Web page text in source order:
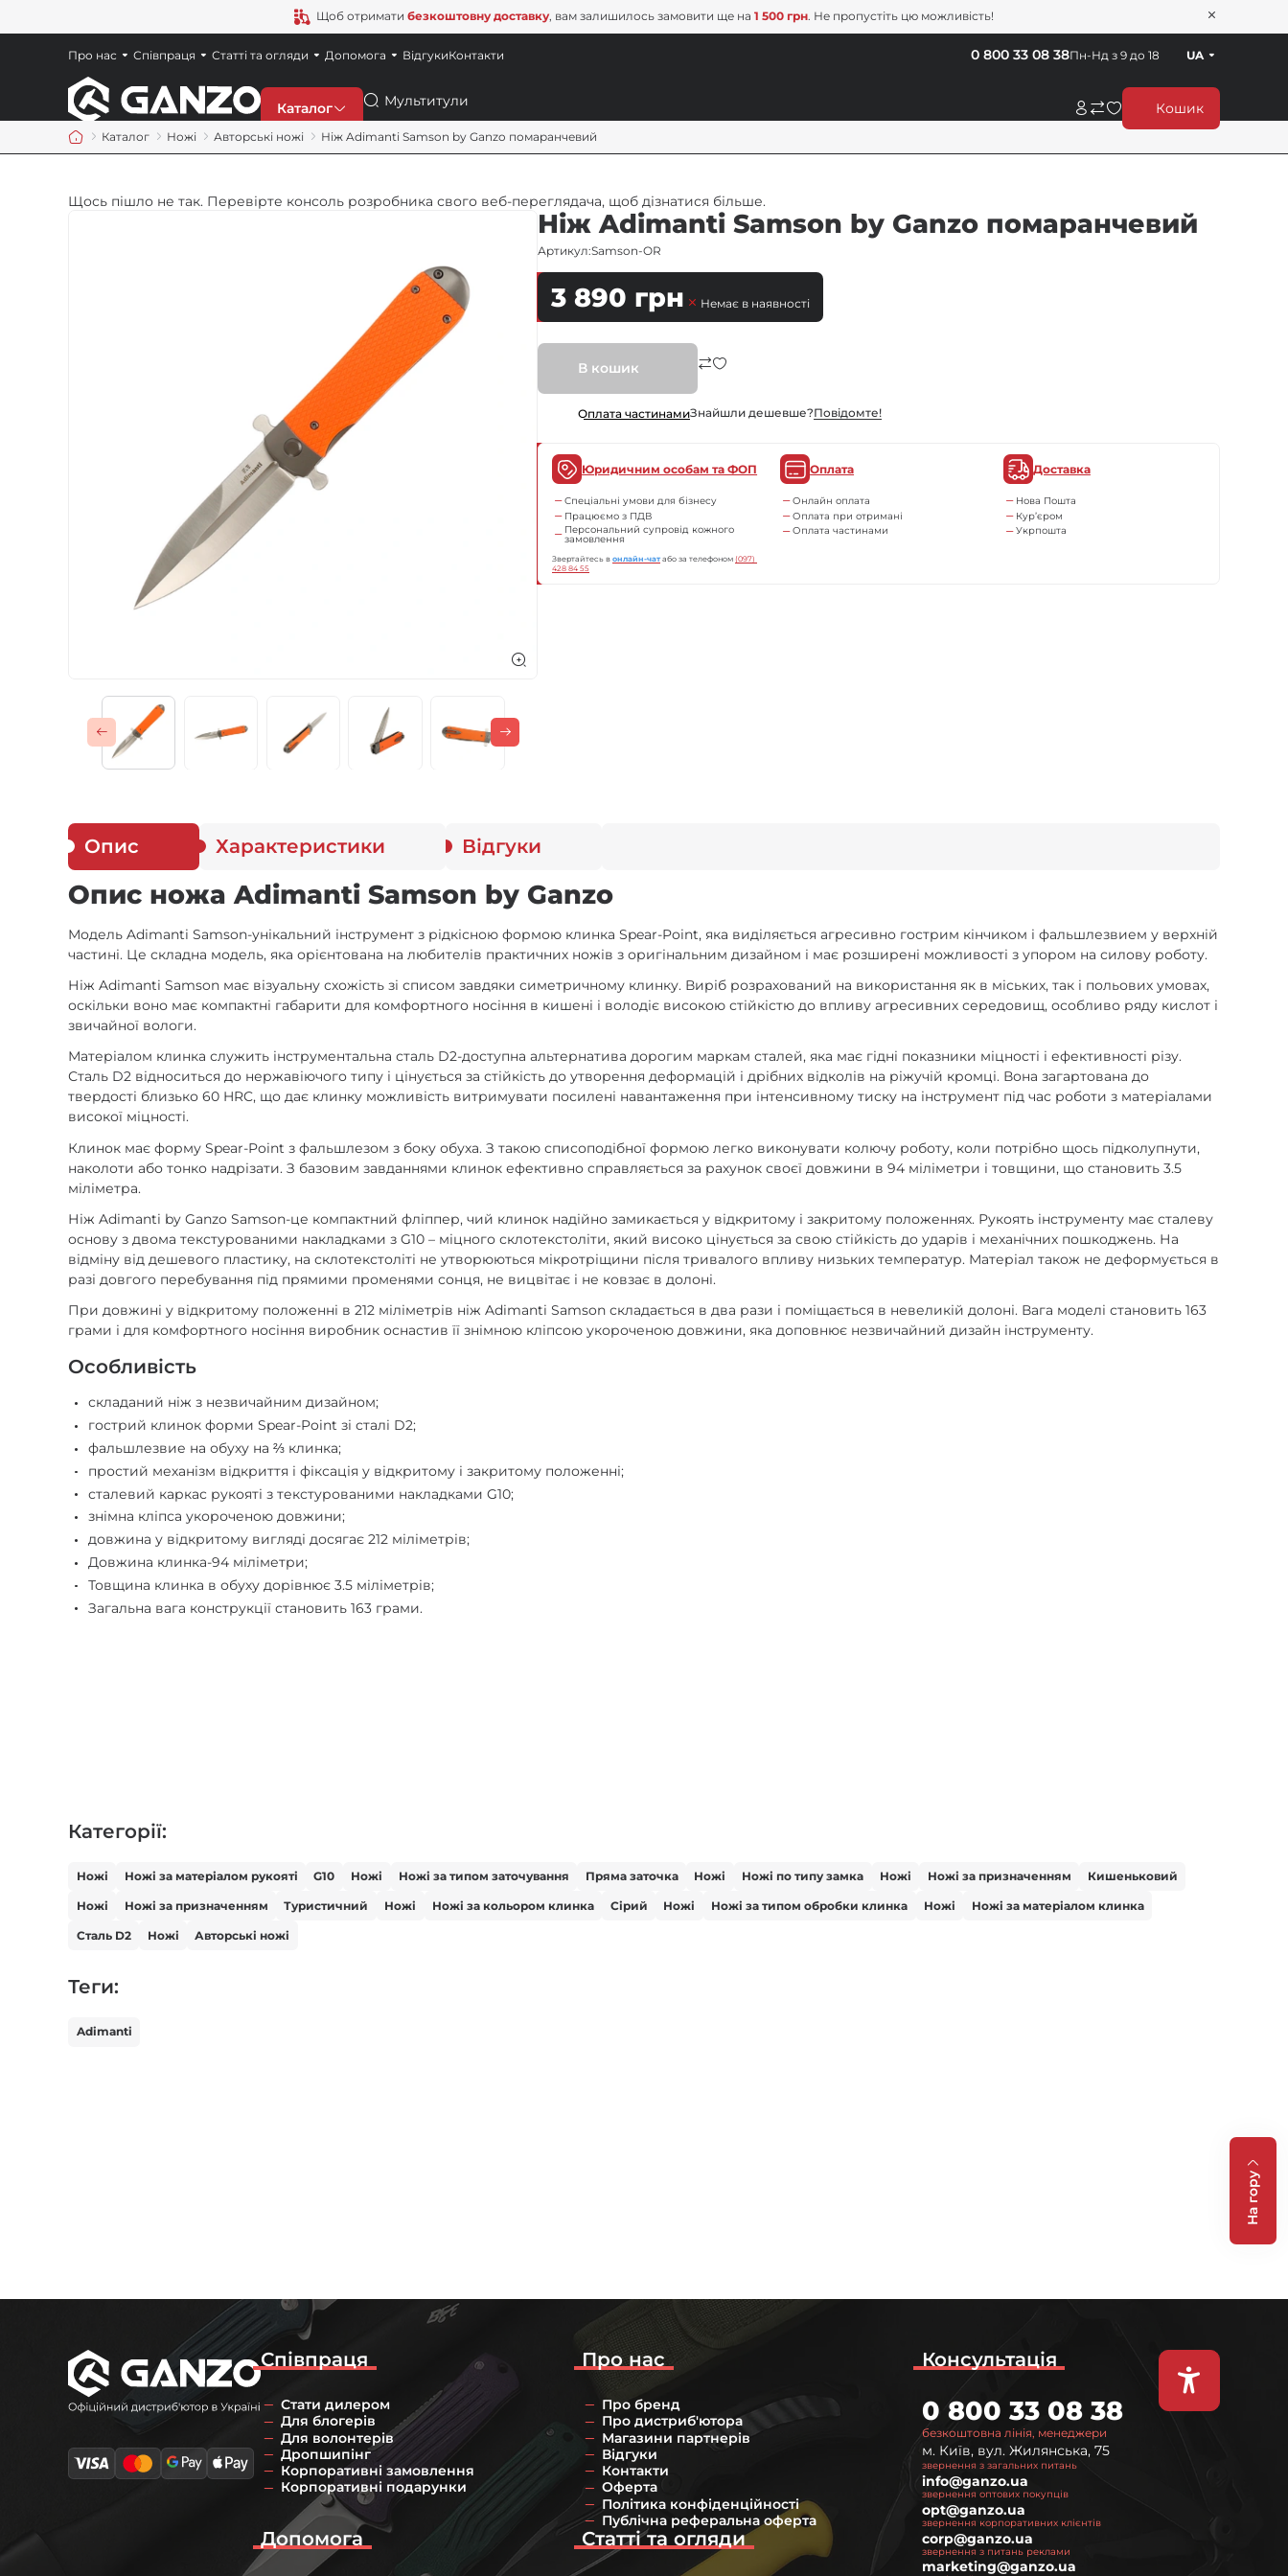
Щоб отримати безкоштовну доставку, вам залишилось замовити ще на 1 500 грн. Не пропустіть цю можливість!
Каталог
Мультитули
Газові пальники
Пошук Кошик
Пн-Нд з 9 до 18
0 800 33 08 38 UA
Про нас Співпраця Статті та огляди Допомога ВідгукиКонтакти
Каталог Ножі Авторські ножі Нiж Adimanti Samson by Ganzo помаранчевий
Щось пішло не так. Перевірте консоль розробника свого веб-переглядача, щоб дізнатися більше.
Нiж Adimanti Samson by Ganzo помаранчевий
Артикул:Samson-OR
3 890 грн Немає в наявності
В кошик
Оплата частинамиЗнайшли дешевше?Повiдомте!
Юридичним особам та ФОП
Спеціальні умови для бізнесу
Працюємо з ПДВ
Персональний супровід кожного
замовлення
Звертайтесь вонлайн-чат або за телефоном(097)
428 84 55
Оплата
Онлайн оплата
Оплата при отримані
Оплата частинами
Доставка
Нова Пошта
Кур’єром
Укрпошта
Опис Характеристики Відгуки
Опис ножа Adimanti Samson by Ganzo
Модель Adimanti Samson-унікальний інструмент з рідкісною формою клинка Spear-Point, яка виділяється агресивно гострим кінчиком і фальшлезвием у верхній
частині. Це складна модель, яка орієнтована на любителів практичних ножів з оригінальним дизайном і має розширені можливості з упором на силову роботу.
Ніж Adimanti Samson має візуальну схожість зі списом завдяки симетричному клинку. Виріб розрахований на використання як в міських, так і польових умовах,
оскільки воно має компактні габарити для комфортного носіння в кишені і володіє високою стійкістю до впливу агресивних середовищ, особливо ряду кислот і
звичайної вологи.
Матеріалом клинка служить інструментальна сталь D2-доступна альтернатива дорогим маркам сталей, яка має гідні показники міцності і ефективності різу.
Сталь D2 відноситься до нержавіючого типу і цінується за стійкість до утворення деформацій і дрібних відколів на ріжучій кромці. Вона загартована до
твердості близько 60 HRC, що дає клинку можливість витримувати посилені навантаження при інтенсивному тиску на інструмент під час роботи з матеріалами
високої міцності.
Клинок має форму Spear-Point з фальшлезом з боку обуха. З такою списоподібної формою легко виконувати колючу роботу, коли потрібно щось підколупнути,
наколоти або тонко надрізати. З базовим завданнями клинок ефективно справляється за рахунок своєї довжини в 94 міліметри і товщини, що становить 3.5
міліметра.
Ніж Adimanti by Ganzo Samson-це компактний фліппер, чий клинок надійно замикається у відкритому і закритому положеннях. Рукоять інструменту має сталеву
основу з двома текстурованими накладками з G10 – міцного склотекстоліти, який високо цінується за свою стійкість до ударів і механічних пошкоджень. На
відміну від дешевого пластику, на склотекстоліті не утворюються мікротріщини після тривалого впливу низьких температур. Матеріал також не деформується в
разі довгого перебування під прямими променями сонця, не вицвітає і не ковзає в долоні.
При довжині у відкритому положенні в 212 міліметрів ніж Adimanti Samson складається в два рази і поміщається в невеликій долоні. Вага моделі становить 163
грами і для комфортного носіння виробник оснастив її знімною кліпсою укороченою довжини, яка доповнює незвичайний дизайн інструменту.
Особливість
складаний ніж з незвичайним дизайном;
гострий клинок форми Spear-Point зі сталі D2;
фальшлезвие на обуху на ⅔ клинка;
простий механізм відкриття і фіксація у відкритому і закритому положенні;
сталевий каркас рукояті з текстурованими накладками G10;
знімна кліпса укороченою довжини;
довжина у відкритому вигляді досягає 212 міліметрів;
Довжина клинка-94 міліметри;
Товщина клинка в обуху дорівнює 3.5 міліметрів;
Загальна вага конструкції становить 163 грами.
Категорії:
Ножі Ножі за матеріалом рукояті G10 Ножі Ножі за типом заточування Пряма заточка Ножі Ножі по типу замка Ножі Ножі за призначенням Кишеньковий
Ножі Ножі за призначенням Туристичний Ножі Ножі за кольором клинка Сірий Ножі Ножі за типом обробки клинка Ножі Ножі за матеріалом клинка
Сталь D2 Ножі Авторські ножі
Теги:
Adimanti
На гору
Про нас
Про бренд
Про дистриб'ютора
Магазини партнерів
Відгуки
Контакти
Оферта
Політика конфіденційності
Публічна реферальна оферта
Співпраця
Стати дилером
Для блогерів
Для волонтерів
Дропшипінг
Корпоративні замовлення
Корпоративні подарунки
Статті та огляди
Допомога
Консультація
безкоштовна лінія, менеджери
0 800 33 08 38
м. Київ, вул. Жилянська, 75
звернення з загальних питань
info@ganzo.ua
звернення оптових покупців
opt@ganzo.ua
звернення корпоративних клієнтів
corp@ganzo.ua
звернення з питань реклами
marketing@ganzo.ua